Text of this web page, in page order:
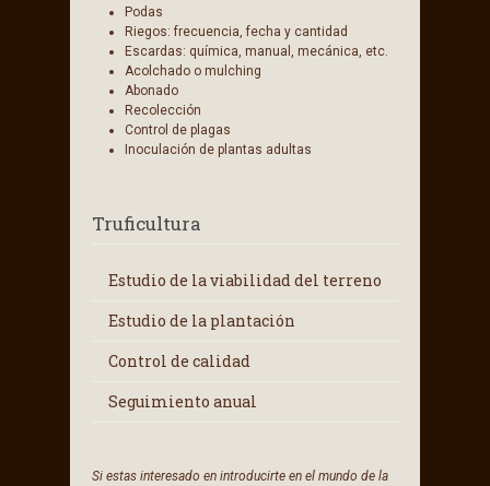
Podas
Riegos: frecuencia, fecha y cantidad
Escardas: química, manual, mecánica, etc.
Acolchado o mulching
Abonado
Recolección
Control de plagas
Inoculación de plantas adultas
Truficultura
Estudio de la viabilidad del terreno
Estudio de la plantación
Control de calidad
Seguimiento anual
Si estas interesado en introducirte en el mundo de la